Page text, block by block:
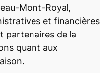
Mont-Royal,
et financières
partenaires de la
quant aux